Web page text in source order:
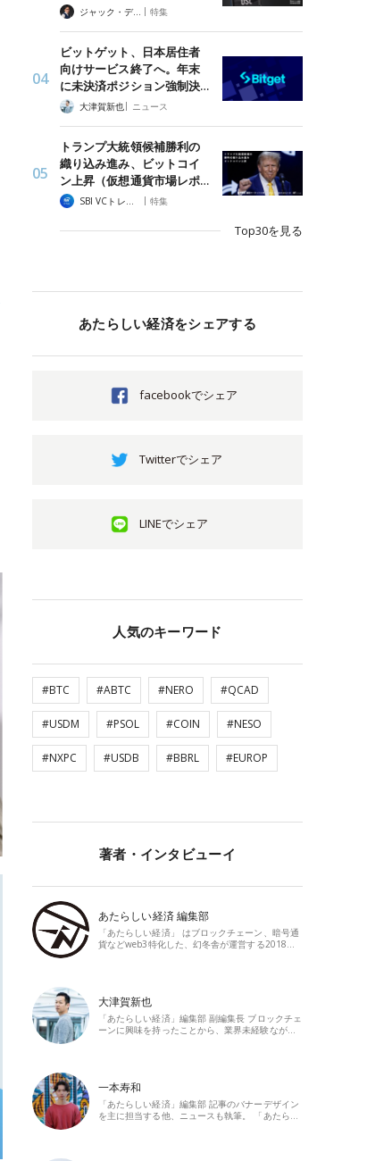
ジャック・デロン（Jack Derong） | 特集
ビットゲット、日本居住者
向けサービス終了へ。年末
に未決済ポジション強制決…
大津賀新也| ニュース
トランプ大統領候補勝利の
織り込み進み、ビットコイ
ン上昇（仮想通貨市場レポ…
| 特集
Top30を見る
あたらしい経済をシェアする
facebookでシェア
Twitterでシェア
LINEでシェア
人気のキーワード
#BTC #ABTC #NERO #QCAD
#USDM #PSOL #COIN #NESO
#NXPC #USDB #BBRL #EUROP
著者・インタビューイ
あたらしい経済 編集部
「あたらしい経済」 はブロックチェーン、暗号通
貨などweb3特化した、幻冬舎が運営する2018…
大津賀新也
「あたらしい経済」編集部 副編集長 ブロックチェ
ーンに興味を持ったことから、業界未経験なが…
一本寿和
「あたらしい経済」編集部 記事のバナーデザイン
を主に担当する他、ニュースも執筆。 「あたら…